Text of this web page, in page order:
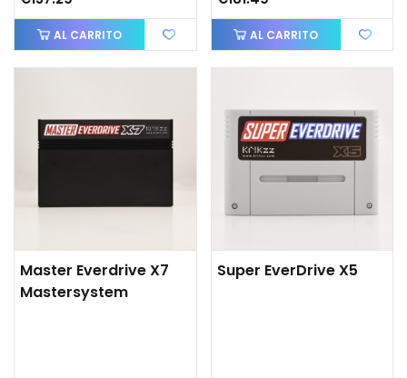
AL CARRITO AL CARRITO
Master Everdrive X7
Mastersystem
Super EverDrive X5